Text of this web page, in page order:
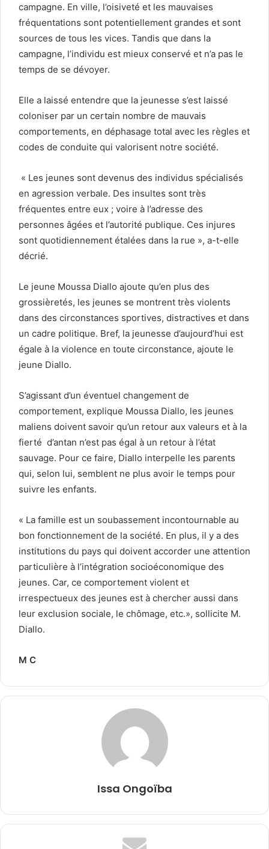
campagne. En ville, l’oisiveté et les mauvaises
fréquentations sont potentiellement grandes et sont
sources de tous les vices. Tandis que dans la
campagne, l’individu est mieux conservé et n’a pas le
temps de se dévoyer.
Elle a laissé entendre que la jeunesse s’est laissé
coloniser par un certain nombre de mauvais
comportements, en déphasage total avec les règles et
codes de conduite qui valorisent notre société.
« Les jeunes sont devenus des individus spécialisés
en agression verbale. Des insultes sont très
fréquentes entre eux ; voire à l’adresse des
personnes âgées et l’autorité publique. Ces injures
sont quotidiennement étalées dans la rue », a-t-elle
décrié.
Le jeune Moussa Diallo ajoute qu’en plus des
grossièretés, les jeunes se montrent très violents
dans des circonstances sportives, distractives et dans
un cadre politique. Bref, la jeunesse d’aujourd’hui est
égale à la violence en toute circonstance, ajoute le
jeune Diallo.
S’agissant d’un éventuel changement de
comportement, explique Moussa Diallo, les jeunes
maliens doivent savoir qu’un retour aux valeurs et à la
fierté d’antan n’est pas égal à un retour à l’état
sauvage. Pour ce faire, Diallo interpelle les parents
qui, selon lui, semblent ne plus avoir le temps pour
suivre les enfants.
« La famille est un soubassement incontournable au
bon fonctionnement de la société. En plus, il y a des
institutions du pays qui doivent accorder une attention
particulière à l’intégration socioéconomique des
jeunes. Car, ce comportement violent et
irrespectueux des jeunes est à chercher aussi dans
leur exclusion sociale, le chômage, etc.», sollicite M.
Diallo.
M C
Issa Ongoïba